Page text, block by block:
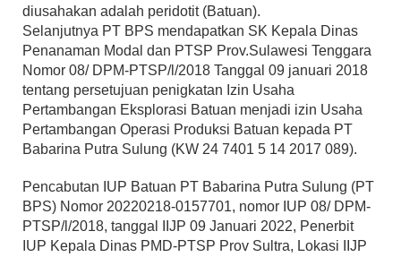
diusahakan adalah peridotit (Batuan).
Selanjutnya PT BPS mendapatkan SK Kepala Dinas
Penanaman Modal dan PTSP Prov.Sulawesi Tenggara
Nomor 08/ DPM-PTSP/l/2018 Tanggal 09 januari 2018
tentang persetujuan penigkatan Izin Usaha
Pertambangan Eksplorasi Batuan menjadi izin Usaha
Pertambangan Operasi Produksi Batuan kepada PT
Babarina Putra Sulung (KW 24 7401 5 14 2017 089).
Pencabutan IUP Batuan PT Babarina Putra Sulung (PT
BPS) Nomor 20220218-0157701, nomor IUP 08/ DPM-
PTSP/l/2018, tanggal IIJP 09 Januari 2022, Penerbit
IUP Kepala Dinas PMD-PTSP Prov Sultra, Lokasi IIJP